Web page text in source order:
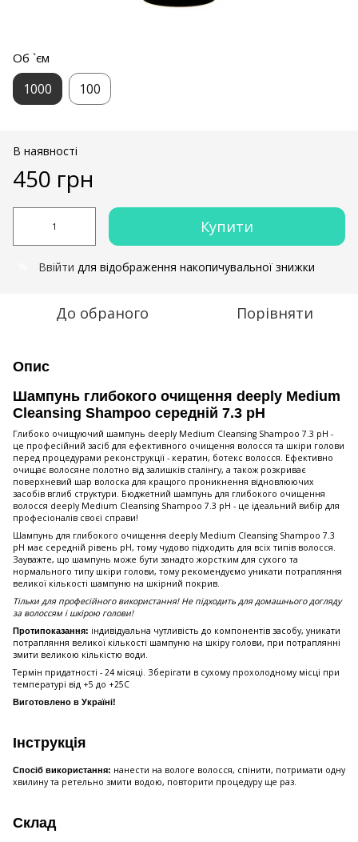
Об `єм
1000 100
В наявності
450 грн
Купити
Ввійти для відображення накопичувальної знижки
До обраного Порівняти
Опис
Шампунь глибокого очищення deeply Medium
Cleansing Shampoo середній 7.3 pH
Глибоко очищуючий шампунь deeply Medium Cleansing Shampoo 7.3 pH -
це професійний засіб для ефективного очищення волосся та шкіри голови
перед процедурами реконструкції - кератин, ботекс волосся. Ефективно
очищає волосяне полотно від залишків сталінгу, а також розкриває
поверхневий шар волоска для кращого проникнення відновлюючих
засобів вглиб структури. Бюджетний шампунь для глибокого очищення
волосся deeply Medium Cleansing Shampoo 7.3 pH - це ідеальний вибір для
професіоналів своєї справи!
Шампунь для глибокого очищення deeply Medium Cleansing Shampoo 7.3
pH має середній рівень pH, тому чудово підходить для всіх типів волосся.
Зауважте, що шампунь може бути занадто жорстким для сухого та
нормального типу шкіри голови, тому рекомендуємо уникати потрапляння
великої кількості шампуню на шкірний покрив.
Тільки для професійного використання! Не підходить для домашнього догляду
за волоссям і шкірою голови!
Протипоказання: індивідуальна чутливість до компонентів засобу, уникати
потрапляння великої кількості шампуню на шкіру голови, при потраплянні
змити великою кількістю води.
Термін придатності - 24 місяці. Зберігати в сухому прохолодному місці при
температурі від +5 до +25С
Виготовлено в Україні!
Інструкція
Спосіб використання: нанести на вологе волосся, спінити, потримати одну
хвилину та ретельно змити водою, повторити процедуру ще раз.
Склад